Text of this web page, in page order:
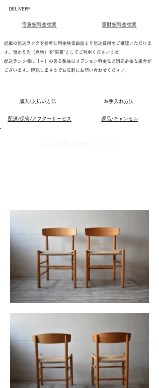
DELIVERY
宅急便料金検索 家財便料金検索
記載の配送ランクを参考に料金検索画面より配送費用をご確認いただけま
す。預かり先（発地）を"東京"としてご利用くださいませ。
配送ランク欄に「＊」のある製品はオプション料金など別途必要な場合が
ございます。確認しますのでお気軽にお問い合わせください。
購入/支払い方法 ​お手入れ方法
配送/保管/アフターサービス 返品/キャンセル